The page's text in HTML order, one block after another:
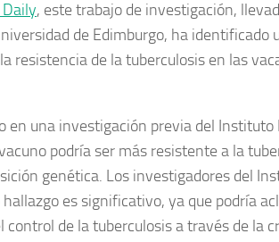
, este trabajo de investigación,
de Edimburgo, ha identificado
resistencia de la tuberculosis en las
en una investigación previa del Instituto
podría ser más resistente a la
genética. Los investigadores del
es significativo, ya que podría
de la tuberculosis a través de la